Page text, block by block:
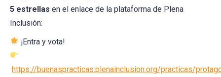
5 estrellas en el enlace de la plataforma de Plena
Inclusión:
¡Entra y vota!
https://buenaspracticas.plenainclusion.org/practicas/